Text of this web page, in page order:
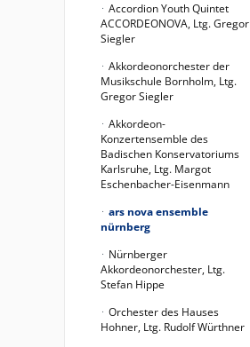
Accordion Youth Quintet
ACCORDEONOVA, Ltg. Gregor
Siegler
Akkordeonorchester der
Musikschule Bornholm, Ltg.
Gregor Siegler
Akkordeon-
Konzertensemble des
Badischen Konservatoriums
Karlsruhe, Ltg. Margot
Eschenbacher-Eisenmann
ars nova ensemble
nürnberg
Nürnberger
Akkordeonorchester, Ltg.
Stefan Hippe
Orchester des Hauses
Hohner, Ltg. Rudolf Würthner